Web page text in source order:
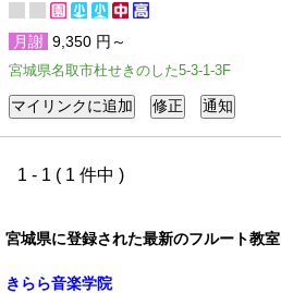
月謝 9,350 円～
宮城県名取市杜せきのした5-3-1-3F
1 - 1 ( 1 件中 )
宮城県に登録された最新のフルート教室
きらら音楽学院